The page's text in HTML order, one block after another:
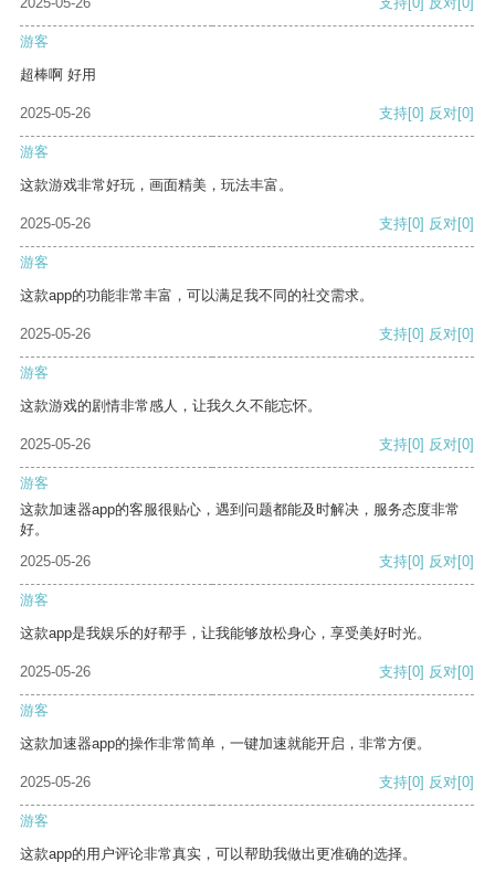
游客
超棒啊 好用
2025-05-26 支持[0] 反对[0]
游客
这款游戏非常好玩，画面精美，玩法丰富。
2025-05-26 支持[0] 反对[0]
游客
这款app的功能非常丰富，可以满足我不同的社交需求。
2025-05-26 支持[0] 反对[0]
游客
这款游戏的剧情非常感人，让我久久不能忘怀。
2025-05-26 支持[0] 反对[0]
游客
这款加速器app的客服很贴心，遇到问题都能及时解决，服务态度非常
好。
2025-05-26
支持[0] 反对[0]
游客
这款app是我娱乐的好帮手，让我能够放松身心，享受美好时光。
2025-05-26 支持[0] 反对[0]
游客
这款加速器app的操作非常简单，一键加速就能开启，非常方便。
2025-05-26 支持[0] 反对[0]
游客
这款app的用户评论非常真实，可以帮助我做出更准确的选择。